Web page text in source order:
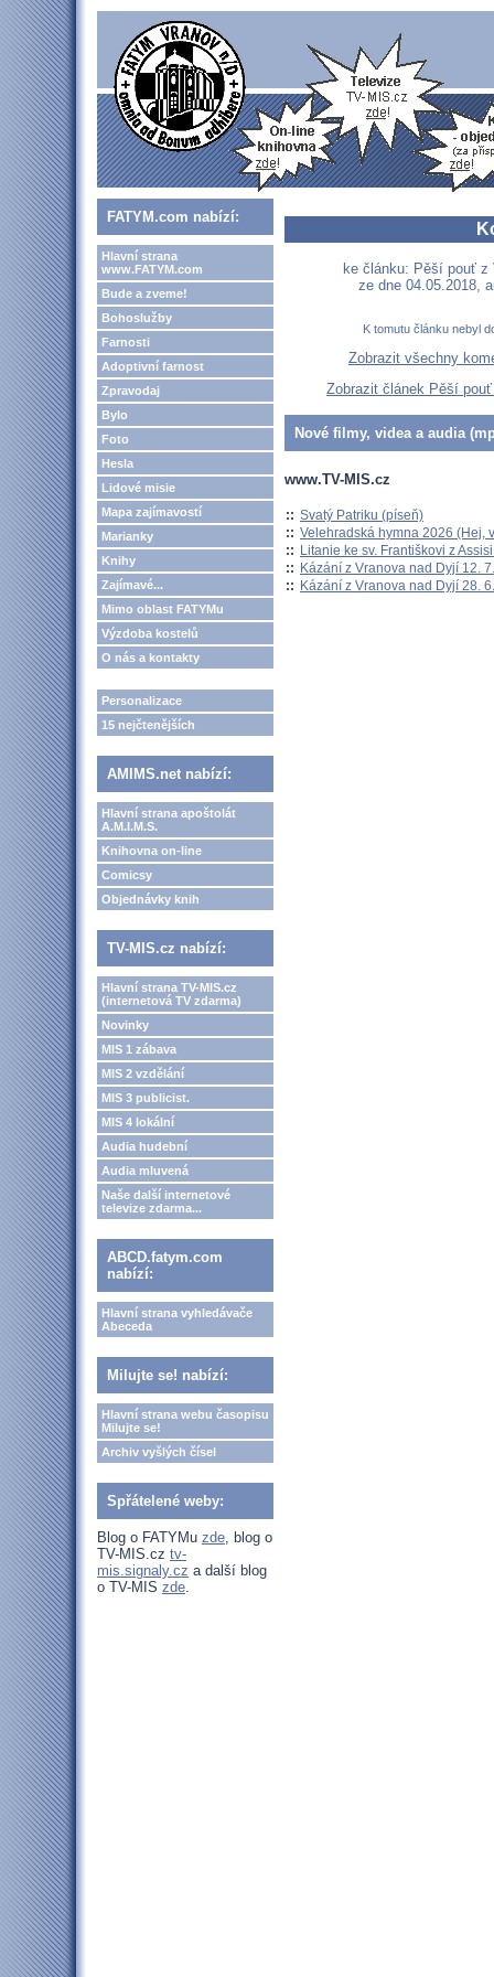
FATYM.com nabízí:
Hlavní strana
www.FATYM.com
Bude a zveme!
Bohoslužby
Farnosti
Adoptivní farnost
Zpravodaj
Bylo
Foto
Hesla
Lidové misie
Mapa zajímavostí
Marianky
Knihy
Zajímavé...
Mimo oblast FATYMu
Výzdoba kostelů
O nás a kontakty
Personalizace
15 nejčtenějších
AMIMS.net nabízí:
Hlavní strana apoštolát
A.M.I.M.S.
Knihovna on-line
Comicsy
Objednávky knih
TV-MIS.cz nabízí:
Hlavní strana TV-MIS.cz
(internetová TV zdarma)
Novinky
MIS 1 zábava
MIS 2 vzdělání
MIS 3 publicist.
MIS 4 lokální
Audia hudební
Audia mluvená
Naše další internetové
televize zdarma...
ABCD.fatym.com
nabízí:
Hlavní strana vyhledávače
Abeceda
Milujte se! nabízí:
Hlavní strana webu časopisu
Milujte se!
Archiv vyšlých čísel
Spřátelené weby:
Blog o FATYMu zde, blog o
TV-MIS.cz tv-
mis.signaly.cz a další blog
o TV-MIS zde.
ke článku: Pěší pouť z
ze dne 04.05.2018,
K tomutu článku nebyl
Zobrazit všechny
Zobrazit článek Pěší
Nové filmy, videa a audia
www.TV-MIS.cz
:: Svatý Patriku (píseň)
:: Velehradská hymna 2026 (Hej,
:: Litanie ke sv. Františkovi z
:: Kázání z Vranova nad Dyjí 12.
:: Kázání z Vranova nad Dyjí 28.